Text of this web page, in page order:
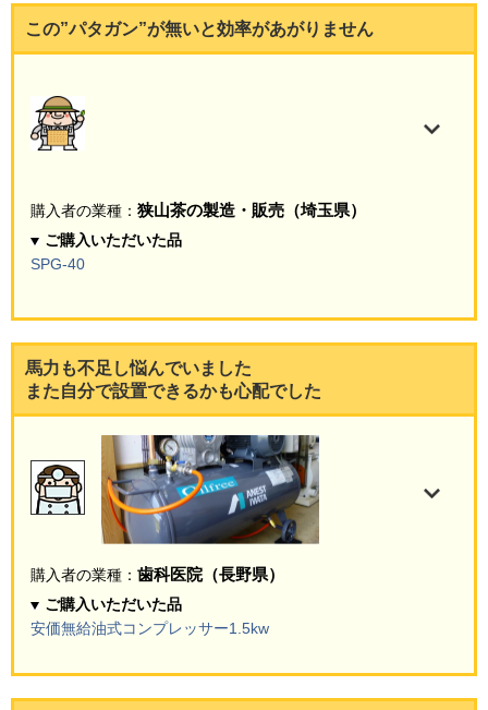
この”パタガン”が無いと効率があがりません
購入者の業種： 狭山茶の製造・販売（埼玉県）
ご購入いただいた品
SPG-40
馬力も不足し悩んでいました
また自分で設置できるかも心配でした
購入者の業種： 歯科医院（長野県）
ご購入いただいた品
安価無給油式コンプレッサー1.5kw